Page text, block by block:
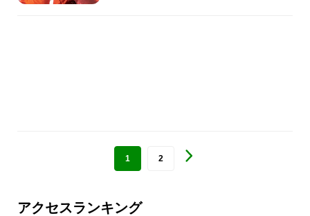
1 2
アクセスランキング